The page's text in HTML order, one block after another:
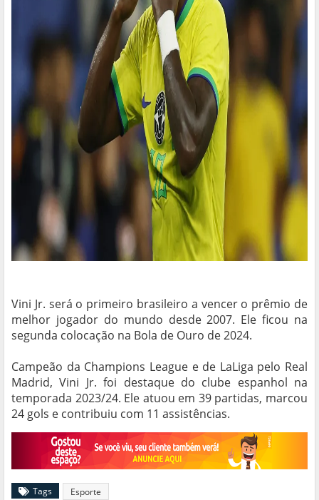
Vini Jr. será o primeiro brasileiro a vencer o prêmio de
melhor jogador do mundo desde 2007. Ele ficou na
segunda colocação na Bola de Ouro de 2024.
Campeão da Champions League e de LaLiga pelo Real
Madrid, Vini Jr. foi destaque do clube espanhol na
temporada 2023/24. Ele atuou em 39 partidas, marcou
24 gols e contribuiu com 11 assistências.
Tags Esporte